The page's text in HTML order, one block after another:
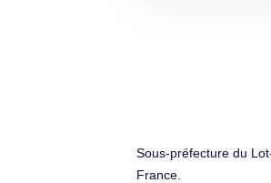
Sous-préfecture du
France.